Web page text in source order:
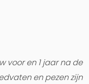
voor en 1 jaar na de
en pezen zijn